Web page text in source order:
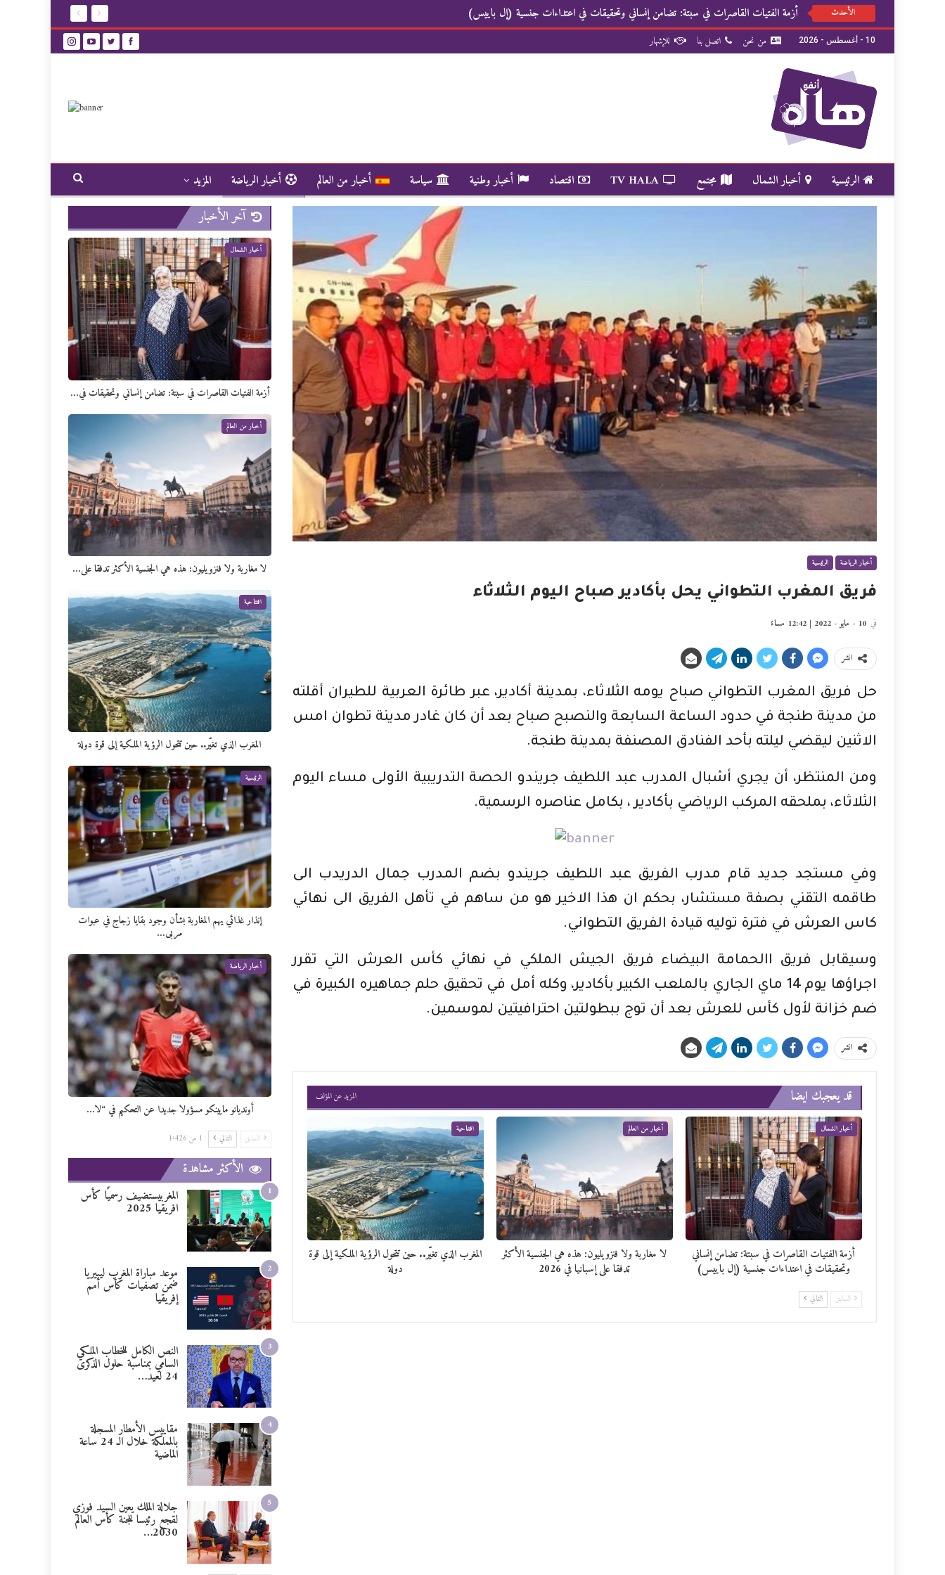
الأحدث أزمة الفتيات القاصرات في سبتة: تضامن إنساني وتحقيقات في اعتداءات جنسية (إل باييس)
10 - أغسطس - 2026 من نحن اتصل بنا للإشهار
الرئيسية أخبار الشمال مجتمع TV HALA اقتصاد أخبار وطنية سياسة أخبار من العالم أخبار الرياضة المزيد
أخبار الرياضة الرئيسية
فريق المغرب التطواني يحل بأكادير صباح اليوم الثلاثاء
في 10 - مايو - 2022 | 12:42 مساءً
انشر
حل فريق المغرب التطواني صباح يومه الثلاثاء، بمدينة أكادير، عبر طائرة العربية للطيران أقلته
من مدينة طنجة في حدود الساعة السابعة والنصبح صباح بعد أن كان غادر مدينة تطوان امس
الاثنين ليقضي ليلته بأحد الفنادق المصنفة بمدينة طنجة.
ومن المنتظر، أن يجري أشبال المدرب عبد اللطيف جريندو الحصة التدريبية الأولى مساء اليوم
الثلاثاء، بملحقه المركب الرياضي بأكادير ، بكامل عناصره الرسمية.
وفي مستجد جديد قام مدرب الفريق عبد اللطيف جريندو بضم المدرب جمال الدريدب الى
طاقمه التقني بصفة مستشار، بحكم ان هذا الاخير هو من ساهم في تأهل الفريق الى نهائي
كاس العرش في فترة توليه قيادة الفريق التطواني.
وسيقابل فريق االحمامة البيضاء فريق الجيش الملكي في نهائي كأس العرش التي تقرر
اجراؤها يوم 14 ماي الجاري بالملعب الكبير بأكادير، وكله أمل في تحقيق حلم جماهيره الكبيرة في
ضم خزانة لأول كأس للعرش بعد أن توج ببطولتين احترافيتين لموسمين.
انشر
قد يعجبك ايضا المزيد عن المؤلف
أخبار الشمال
أزمة الفتيات القاصرات في سبتة: تضامن إنساني
وتحقيقات في اعتداءات جنسية (إل باييس)
أخبار من العالم
لا مغاربة ولا فنزويليون: هذه هي الجنسية الأكثر
تدفقا على إسبانيا في 2026
افتتاحية
المغرب الذي تغيّر.. حين تتحول الرؤية الملكية إلى قوة
دولة
السابق التالي
آخر الأخبار
أخبار الشمال
أزمة الفتيات القاصرات في سبتة: تضامن إنساني وتحقيقات في…
أخبار من العالم
لا مغاربة ولا فنزويليون: هذه هي الجنسية الأكثر تدفقا على…
افتتاحية
المغرب الذي تغيّر.. حين تتحول الرؤية الملكية إلى قوة دولة
الرئيسية
إنذار غذائي يهم المغاربة بشأن وجود بقايا زجاج في عبوات
مربى…
أخبار الرياضة
أونديانو مايينكو مسؤولا جديدا عن التحكيم في “لا…
السابق التالي 1 من 1٬426
الأكثر مشاهدة
1 المغربيستضيف رسميًا كأس
افريقيا 2025
2 موعد مباراة المغرب ليبيريا
ضمن تصفيات كأس أمم
إفريقيا
3 النص الكامل للخطاب الملكي
السامي بمناسبة حلول الذكرى
24 لعيد…
4 مقاييس الأمطار المسجلة
بالمملكة خلال الـ 24 ساعة
الماضية
5 جلالة الملك يعين السيد فوزي
لقجع رئيسا للجنة كأس العالم
2030…